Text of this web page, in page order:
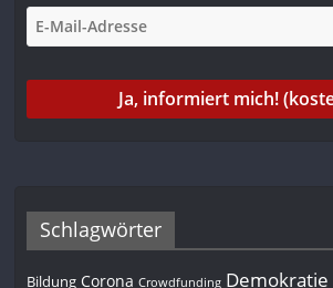
Schlagwörter
Bildung Corona Crowdfunding Demokratie